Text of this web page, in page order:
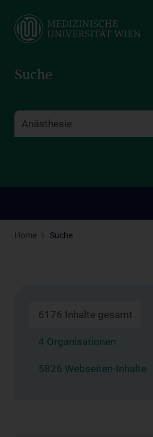
main
Suche
Home Suche
6176 Inhalte gesamt
4 Organisationen
5826 Webseiten-Inhalte